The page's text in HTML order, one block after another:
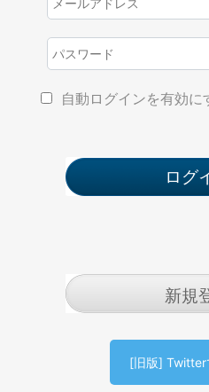
自動ログインを有効に
新規
[旧版] Twitter